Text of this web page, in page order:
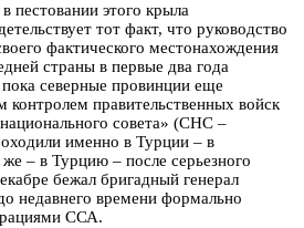
пестовании этого крыла
тот факт, что руководство
фактического местонахождения
страны в первые два года
северные провинции еще
контролем правительственных войск
совета» (СНС –
именно в Турции – в
– в Турцию – после серьезного
бежал бригадный генерал
недавнего времени формально
ССА.